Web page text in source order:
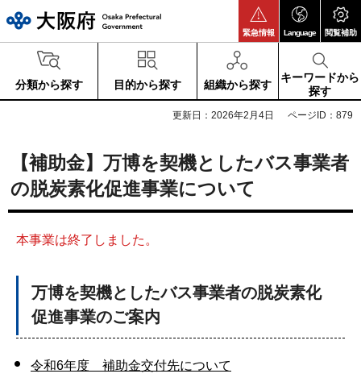
緊急情報 Language 閲覧補助
分類から探す 目的から探す 組織から探す
キーワードから
探す
更新日：2026年2月4日 ページID：879
【補助金】万博を契機としたバス事業者
の脱炭素化促進事業について
本事業は終了しました。
万博を契機としたバス事業者の脱炭素化
促進事業のご案内
令和6年度 補助金交付先について